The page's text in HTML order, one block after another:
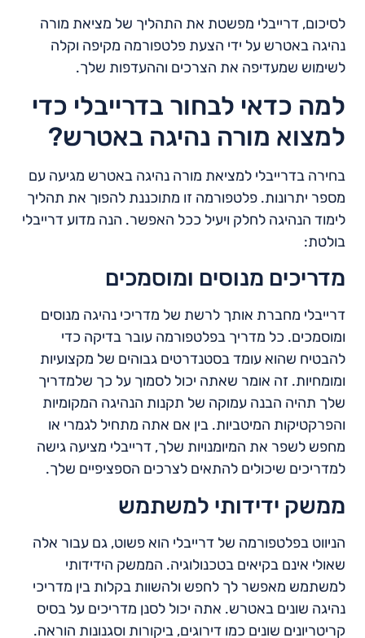
לסיכום, דרייבלי מפשטת את התהליך של מציאת מורה
נהיגה באטרש על ידי הצעת פלטפורמה מקיפה וקלה
לשימוש שמעדיפה את הצרכים וההעדפות שלך.
למה כדאי לבחור בדרייבלי כדי
למצוא מורה נהיגה באטרש?
בחירה בדרייבלי למציאת מורה נהיגה באטרש מגיעה עם
מספר יתרונות. פלטפורמה זו מתוכננת להפוך את תהליך
לימוד הנהיגה לחלק ויעיל ככל האפשר. הנה מדוע דרייבלי
בולטת:
מדריכים מנוסים ומוסמכים
דרייבלי מחברת אותך לרשת של מדריכי נהיגה מנוסים
ומוסמכים. כל מדריך בפלטפורמה עובר בדיקה כדי
להבטיח שהוא עומד בסטנדרטים גבוהים של מקצועיות
ומומחיות. זה אומר שאתה יכול לסמוך על כך שלמדריך
שלך תהיה הבנה עמוקה של תקנות הנהיגה המקומיות
והפרקטיקות המיטביות. בין אם אתה מתחיל לגמרי או
מחפש לשפר את המיומנויות שלך, דרייבלי מציעה גישה
למדריכים שיכולים להתאים לצרכים הספציפיים שלך.
ממשק ידידותי למשתמש
הניווט בפלטפורמה של דרייבלי הוא פשוט, גם עבור אלה
שאולי אינם בקיאים בטכנולוגיה. הממשק הידידותי
למשתמש מאפשר לך לחפש ולהשוות בקלות בין מדריכי
נהיגה שונים באטרש. אתה יכול לסנן מדריכים על בסיס
קריטריונים שונים כמו דירוגים, ביקורות וסגנונות הוראה.